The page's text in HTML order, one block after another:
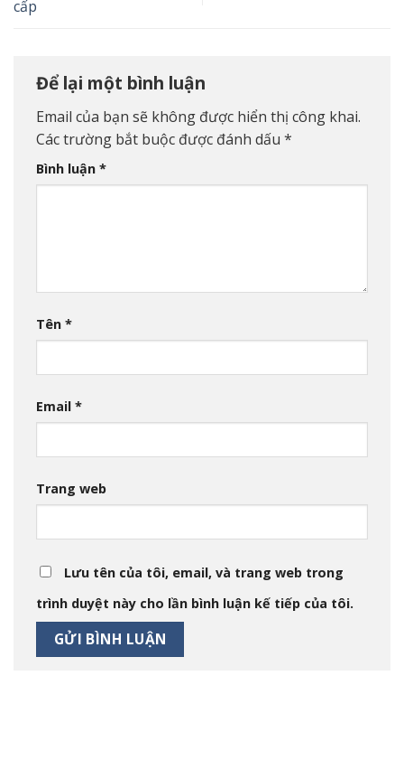
cấp
Để lại một bình luận
Email của bạn sẽ không được hiển thị công khai.
Các trường bắt buộc được đánh dấu *
Bình luận *
Tên *
Email *
Trang web
Lưu tên của tôi, email, và trang web trong
trình duyệt này cho lần bình luận kế tiếp của tôi.